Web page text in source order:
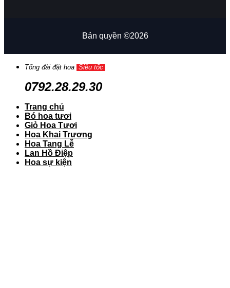
Bản quyền ©2026
Tổng đài đặt hoa Siêu tốc
0792.28.29.30
Trang chủ
Bó hoa tươi
Giỏ Hoa Tươi
Hoa Khai Trương
Hoa Tang Lễ
Lan Hồ Điệp
Hoa sự kiện